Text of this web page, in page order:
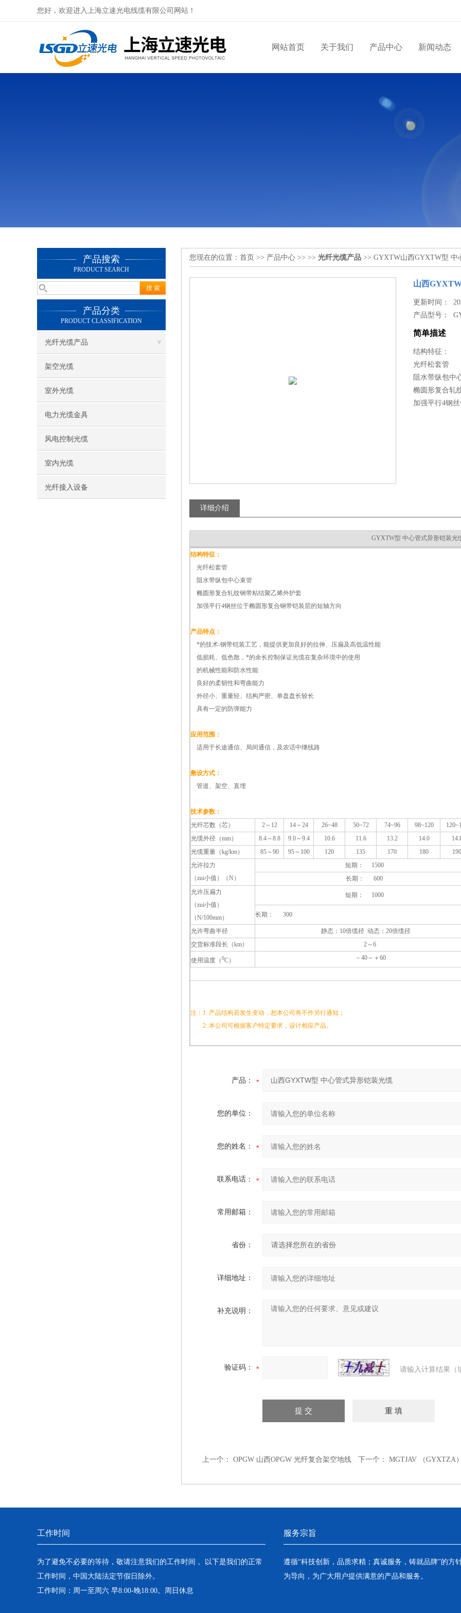
您好，欢迎进入上海立速光电线缆有限公司网站！
网站首页 关于我们 产品中心 新闻动态
产品搜索
PRODUCT SEARCH
产品分类
PRODUCT CLASSIFICATION
光纤光缆产品
架空光缆
室外光缆
电力光缆金具
风电控制光缆
室内光缆
光纤接入设备
您现在的位置： 首页 >> 产品中心 >> >> 光纤光缆产品 >> GYXTW山西GYXTW型 中
山西
更新时间：
产品型号：
简单描述
结构特征：
光纤松套管
阻水带纵包中
椭圆形复合轧
加强平行4钢
详细介绍
GYXTW型 中心管式异形铠装光
结构特征：
光纤松套管
阻水带纵包中心束管
椭圆形复合轧纹钢带粘结聚乙烯外护套
加强平行4钢丝位于椭圆形复合钢带铠装层的短轴方向
产品特点：
*的技术-钢带铠装工艺，能提供更加良好的拉伸、压扁及高低温性能
低损耗、低色散，*的余长控制保证光缆在复杂环境中的使用
的机械性能和防水性能
良好的柔韧性和弯曲能力
外径小、重量轻、结构严密、单盘盘长较长
具有一定的防弹能力
应用范围：
适用于长途通信、局间通信，及农话中继线路
敷设方式：
管道、架空、直埋
技术参数：
光纤芯数（芯）
2～12 14～24 26~48 50~72 74~96 98~120
光缆外径（mm）
8.4～8.8 9.0～9.4 10.6 11.6 13.2 14.0
光缆重量（kg/km）
85～90 95～100 120 135 170 180
190
允许拉力
（zui小值）（N）
短期： 1500
长期： 600
允许压扁力
（zui小值）
（N/100mm）
短期： 1000
长期： 300
允许弯曲半径
静态：10倍缆径 动态：20倍缆径
交货标准段长（km）
2～6
使用温度（0C） －40～＋60
注：1. 产品结构若发生变动，恕本公司将不作另行通知；
2. 本公司可根据客户特定要求，设计相应产品。
产品：
您的单位：
您的姓名：
联系电话：
常用邮箱：
省份：
详细地址：
补充说明：
验证码： 请输入计算结果（
上一个： OPGW 山西OPGW 光纤复合架空地线 下一个： MGTJAV （GYXTZA
工作时间
为了避免不必要的等待，敬请注意我们的工作时间 。以下是我们的正常
工作时间，中国大陆法定节假日除外。
工作时间：周一至周六 早8:00-晚18:00。周日休息
服务宗旨
遵循“科技创新，品质求精；真诚服务，铸就品牌”的方
为导向，为广大用户提供满意的产品和服务。